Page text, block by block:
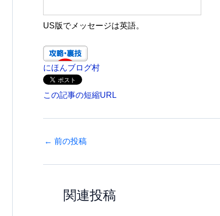
US版でメッセージは英語。
にほんブログ村
この記事の短縮URL
← 前の投稿
関連投稿